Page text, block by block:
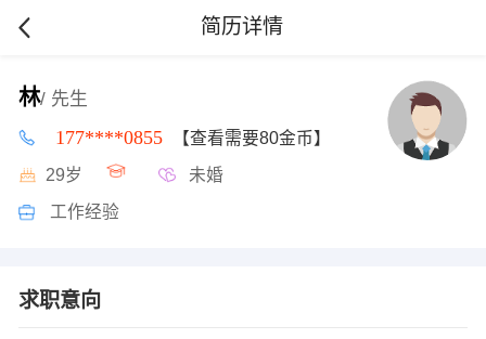
简历详情
林/ 先生
177****0855 【查看需要80金币】
29岁 未婚
工作经验
求职意向